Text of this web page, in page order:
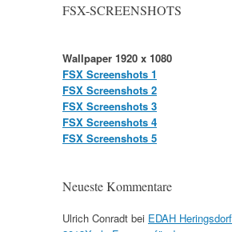
FSX-SCREENSHOTS
Wallpaper 1920 x 1080
FSX Screenshots 1
FSX Screenshots 2
FSX Screenshots 3
FSX Screenshots 4
FSX Screenshots 5
Neueste Kommentare
Ulrich Conradt bei EDAH Heringsdorf